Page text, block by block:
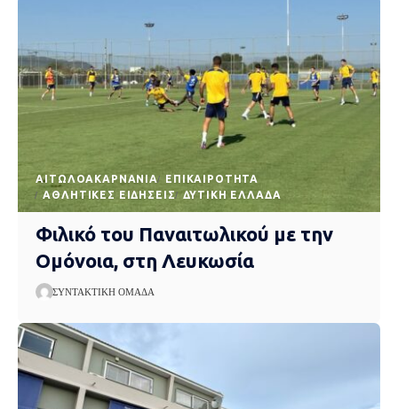
AΙΤΩΛΟΑΚΑΡΝΑΝΊΑ
EΠΙΚΑΙΡΌΤΗΤΑ
ΑΘΛΗΤΙΚΈΣ ΕΙΔΉΣΕΙΣ
ΔΥΤΙΚΉ ΕΛΛΆΔΑ
Φιλικό του Παναιτωλικού με την
Ομόνοια, στη Λευκωσία
ΣΥΝΤΑΚΤΙΚΉ ΟΜΆΔΑ